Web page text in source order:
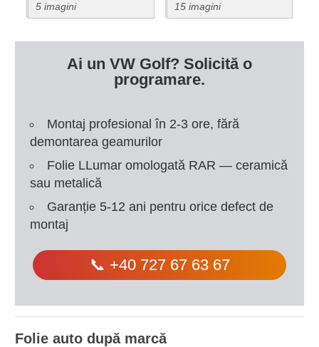
5 imagini
15 imagini
Ai un VW Golf? Solicită o
programare.
Montaj profesional în 2-3 ore, fără
demontarea geamurilor
Folie LLumar omologată RAR — ceramică
sau metalică
Garanție 5-12 ani pentru orice defect de
montaj
📞 +40 727 67 63 67
Folie auto după marcă